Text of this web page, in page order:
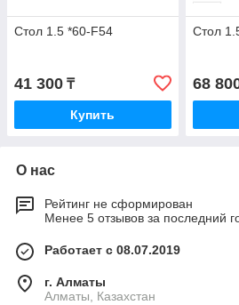
Стол 1.5 *60-F54
41 300 ₸
Купить
Стол
68
О нас
Рейтинг не сформирован
Менее 5 отзывов за последний
Работает с 08.07.2019
г. Алматы
Алматы, Казахстан